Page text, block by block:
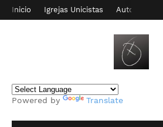
Inicio Igrejas Unicistas Autor do Blog
Powered by Translate